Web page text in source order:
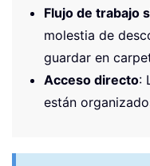
Flujo de trabajo
molestia de
guardar en
Acceso directo:
están